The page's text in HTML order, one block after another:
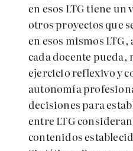
en esos LTG tiene
otros proyectos que
en esos mismos
cada docente pueda,
ejercicio reflexivo y
autonomía
decisiones para
entre LTG
contenidos